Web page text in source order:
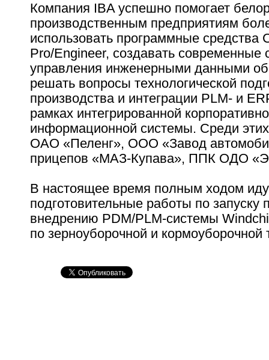
Компания IBA успешно помогает
производственным предприятиям
использовать программные
Pro/Engineer, создавать современные
управления инженерными данными
решать вопросы технологической
производства и интеграции PLM- и
рамках интегрированной
информационной системы. Среди
ОАО «Пеленг», ООО «Завод
прицепов «МАЗ-Купава», ППК ОДО
В настоящее время полным ходом
подготовительные работы по запуску
внедрению PDM/PLM-системы
по зерноуборочной и кормоуборочной